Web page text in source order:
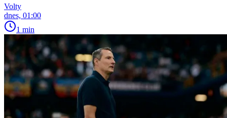
Volty
dnes, 01:00
1 min